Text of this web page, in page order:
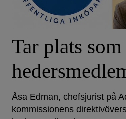
Tar plats som
Åsa Edman, chefsjurist på
kommissionens